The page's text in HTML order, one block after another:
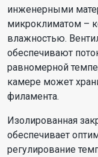
инженерными
микроклиматом –
влажностью.
обеспечивают
равномерной
камере может
филамента.
Изолированная
обеспечивает
регулирование